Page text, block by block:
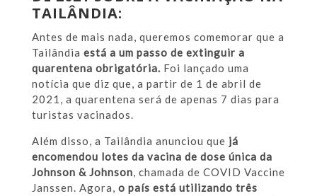
TAILÂNDIA:
Antes de mais nada, queremos comemorar que a
Tailândia está a um passo de extinguir a
quarentena obrigatória. Foi lançado uma
notícia que diz que, a partir de 1 de abril de
2021, a quarentena será de apenas 7 dias para
turistas vacinados.
Além disso, a Tailândia anunciou que já
encomendou lotes da vacina de dose única da
Johnson & Johnson, chamada de COVID Vaccine
Janssen. Agora, o país está utilizando três